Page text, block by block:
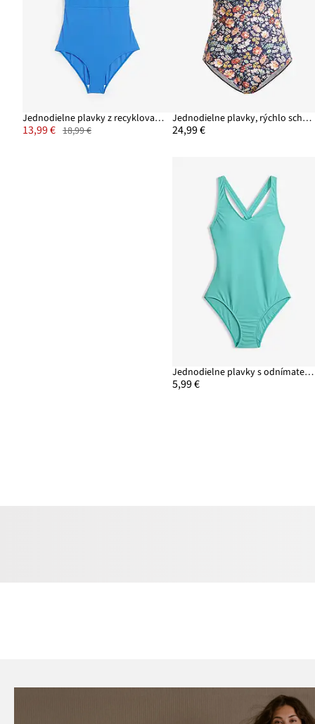
Jednodielne plavky z recyklovaného polyamidu
13,99 € 18,99 €
Jednodielne plavky, rýchlo schnúce
24,99 €
Jednodielne plavky s odnímateľnými ramienkami vzadu
5,99 €